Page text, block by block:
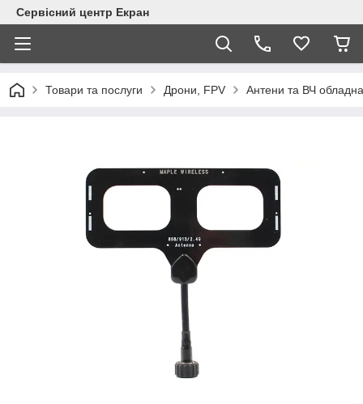
Сервісний центр Екран
Товари та послуги Дрони, FPV Антени та ВЧ